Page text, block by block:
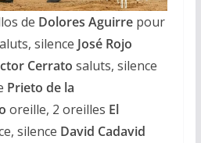
de Dolores Aguirrepour
silence José Rojo
Cerrato saluts, silence
Prieto de la
oreille, 2 oreilles El
silence David Cadavid